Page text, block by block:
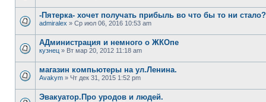
-Пятерка- хочет получать прибыль во что бы то ни стало?
admiralex » Ср июл 06, 2016 10:53 am
АДминистрация и немного о ЖКОпе
кузнец » Вт мар 20, 2012 11:18 am
магазин компьютеры на ул.Ленина.
Avakym » Чт дек 31, 2015 1:52 pm
Эвакуатор.Про уродов и людей.